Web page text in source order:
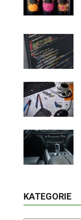
KATEGORIE
Kategorie